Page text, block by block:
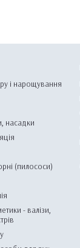
і нарощування
насадки
(пилососи)
- валізи,